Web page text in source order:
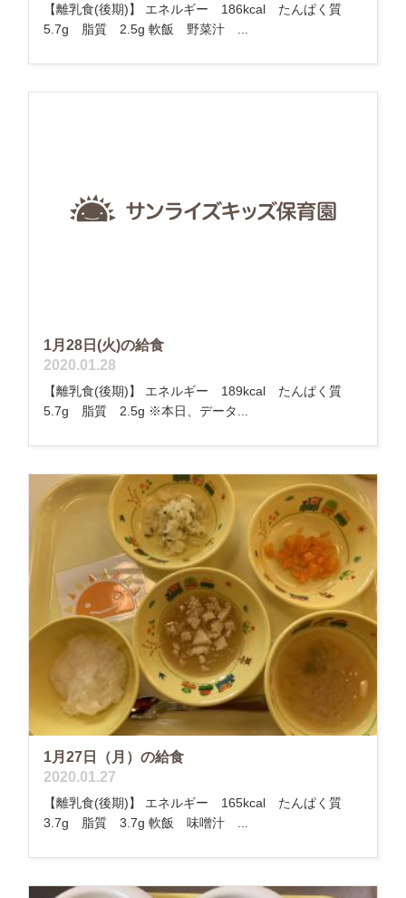
【離乳食(後期)】 エネルギー 186kcal たんぱく質
5.7g 脂質 2.5g 軟飯 野菜汁 ...
1月28日(火)の給食
2020.01.28
【離乳食(後期)】 エネルギー 189kcal たんぱく質
5.7g 脂質 2.5g ※本日、データ...
1月27日（月）の給食
2020.01.27
【離乳食(後期)】 エネルギー 165kcal たんぱく質
3.7g 脂質 3.7g 軟飯 味噌汁 ...